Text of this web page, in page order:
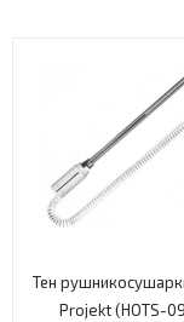
Тен
Projekt (HOTS-